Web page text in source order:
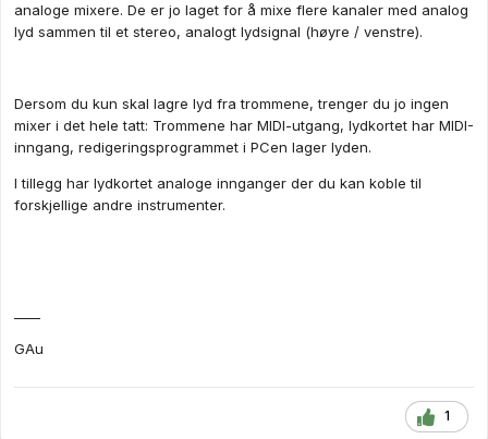
analoge mixere. De er jo laget for å mixe flere kanaler med analog
lyd sammen til et stereo, analogt lydsignal (høyre / venstre).
Dersom du kun skal lagre lyd fra trommene, trenger du jo ingen
mixer i det hele tatt: Trommene har MIDI-utgang, lydkortet har MIDI-
inngang, redigeringsprogrammet i PCen lager lyden.
I tillegg har lydkortet analoge innganger der du kan koble til
forskjellige andre instrumenter.
GAu
1